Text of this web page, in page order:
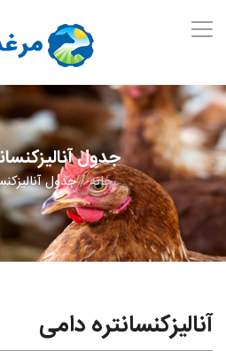
جدول
خانه/جدول
آنالیزکنسانتره دامی